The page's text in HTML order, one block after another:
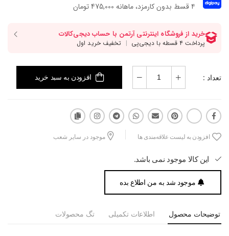
۴ قسط بدون کارمزد، ماهانه 475,000 تومان
تعداد : افزودن به سبد خرید
افزودن به لیست علاقه‌مندی ها موجود در سایر شعب
این کالا موجود نمی باشد.
موجود شد به من اطلاع بده
توضیحات محصول اطلاعات تکمیلی تگ محصولات